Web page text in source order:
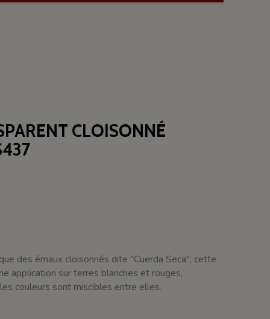
CLOISONNÉ
des émaux cloisonnés dite "Cuerda Seca", cette
application sur terres blanches et rouges,
couleurs sont miscibles entre elles.